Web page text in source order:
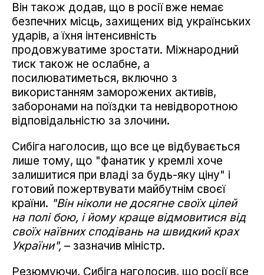
Він також додав, що в росії вже немає
безпечних місць, захищених від українських
ударів, а їхня інтенсивність
продовжуватиме зростати. Міжнародний
тиск також не ослабне, а
посилюватиметься, включно з
використанням заморожених активів,
заборонами на поїздки та невідворотною
відповідальністю за злочини.
Сибіга наголосив, що все це відбувається
лише тому, що "фанатик у кремлі хоче
залишитися при владі за будь-яку ціну" і
готовий пожертвувати майбутнім своєї
країни. "Він ніколи не досягне своїх цілей
на полі бою, і йому краще відмовитися від
своїх наївних сподівань на швидкий крах
України", – зазначив міністр.
Резюмуючи, Сибіга наголосив, що росії все